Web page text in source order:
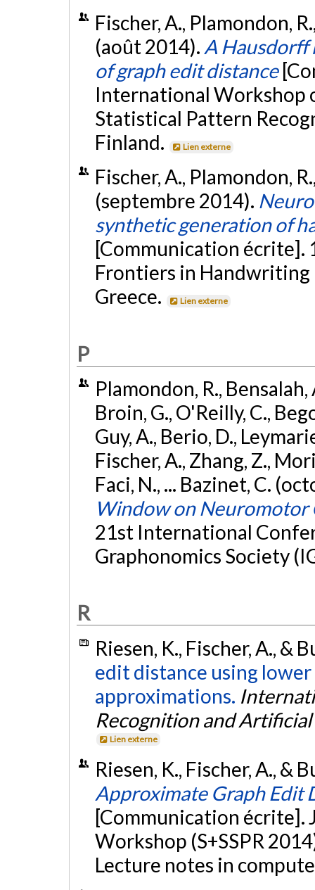
Fischer, A., Plamondon,
(août 2014). A
of graph edit distance
International Workshop
Statistical Pattern
Finland.
Lien externe
Fischer, A., Plamondon,
(septembre 2014).
synthetic generation of
[Communication
Frontiers in Handwriting
Greece.
Lien externe
P
Plamondon, R., Bensalah,
Broin, G., O'Reilly, C.,
Guy, A., Berio, D.,
Fischer, A., Zhang, Z.,
Faci, N., ... Bazinet, C.
Window on Neuromotor
21st International
Graphonomics Society
R
Riesen, K., Fischer, A., &
edit distance using
approximations.
Recognition and
Lien externe
Riesen, K., Fischer, A., &
Approximate Graph Edit
[Communication
Workshop (S+SSPR
Lecture notes in